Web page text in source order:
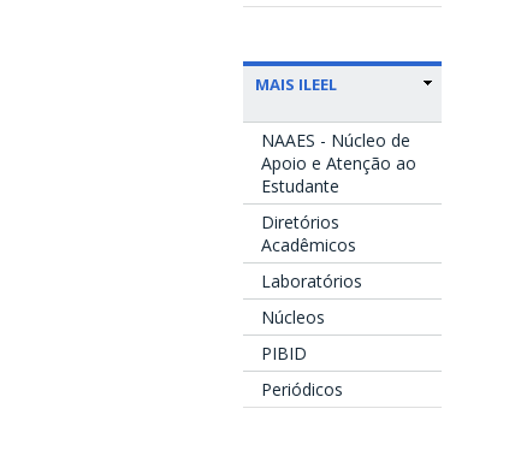
MAIS ILEEL
NAAES - Núcleo de
Apoio e Atenção ao
Estudante
Diretórios
Acadêmicos
Laboratórios
Núcleos
PIBID
Periódicos